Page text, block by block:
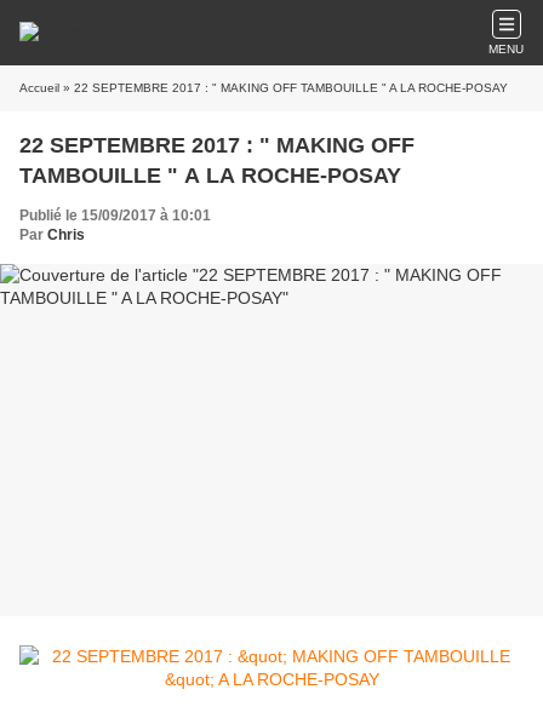
MENU
Accueil » 22 SEPTEMBRE 2017 : " MAKING OFF TAMBOUILLE " A LA ROCHE-POSAY
22 SEPTEMBRE 2017 : " MAKING OFF
TAMBOUILLE " A LA ROCHE-POSAY
Publié le 15/09/2017 à 10:01
Par Chris